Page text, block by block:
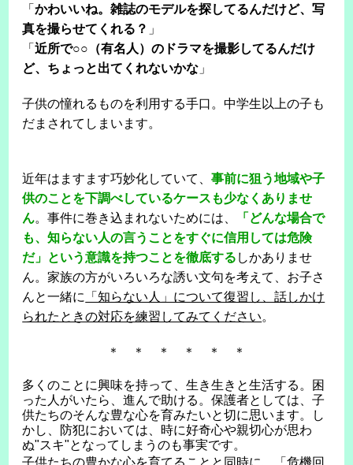
「かわいいね。雑誌のモデルを探してるんだけど、写
真を撮らせてくれる？ 」
「近所で○○（有名人）のドラマを撮影してるんだけ
ど、ちょっと出てくれないかな 」
子供の憧れるものを利用する手口。中学生以上の子も
だまされてしまいます。
近年はますます巧妙化していて、事前に狙う地域や子
供のことを下調べしているケースも少なくありませ
ん。事件に巻き込まれないためには、
「どんな場合で
も、知らない人の言うことをすぐに信用しては危険
だ」という意識を持つことを徹底する しかありませ
ん。家族の方がいろいろな誘い文句を考えて、お子さ
んと一緒に 「知らない人」について復習し、話しかけ
られたときの対応を練習してみてください。
＊ ＊ ＊ ＊ ＊ ＊
多くのことに興味を持って、生き生きと生活する。困
った人がいたら、進んで助ける。保護者としては、子
供たちのそんな豊な心を育みたいと切に思います。し
かし、防犯においては、時に好奇心や親切心が思わ
ぬ"スキ"となってしまうのも事実です。